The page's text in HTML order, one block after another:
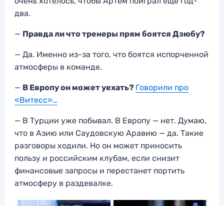
два.
— Правда ли что тренеры прям боятся Дзюбу?
— Да. Именно из-за того, что боятся испорченной
атмосферы в команде.
— В Европу он может уехать? Говорили про
«Витесс»…
— В Турции уже побывал. В Европу — нет. Думаю,
что в Азию или Саудовскую Аравию — да. Такие
разговоры ходили. Но он может приносить
пользу и российским клубам, если снизит
финансовые запросы и перестанет портить
атмосферу в раздевалке.